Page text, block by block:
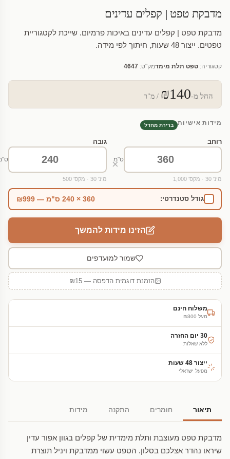
מדבקת טפט | קפלים עדינים
מדבקת טפט | קפלים עדינים באיכות פרמיום. שייכת לקטגוריית
טפטים. ייצור 48 שעות, חיתוך לפי מידה.
קטגוריה: טפט תלת מימדמק"ט: 4647
החל מ-₪140 / מ"ר
מידות אישיות ברירת מחדל
רוחב
ס"מ
מינ' 30 · מקס' 1,000
×
גובה
מינ' 30 · מקס' 500
גודל סטנדרטי: 360 × 240 ס"מ — ₪999
הזינו מידות להמשך
שמור למועדפים
הזמנת דוגמית הדפסה — ₪15
משלוח חינם
מעל ₪300
30 יום החזרה
ללא שאלות
ייצור 48 שעות
מפעל ישראלי
תיאור חומרים התקנה מידות
מדבקת טפט מעוצבת ותלת מימדית של קפלים בגוון אפור עדין
שיראו נהדר אצלכם בסלון. הטפט עשוי ממדבקת ויניל תוצרת